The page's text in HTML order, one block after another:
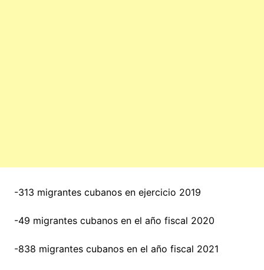
-313 migrantes cubanos en ejercicio 2019
-49 migrantes cubanos en el año fiscal 2020
-838 migrantes cubanos en el año fiscal 2021